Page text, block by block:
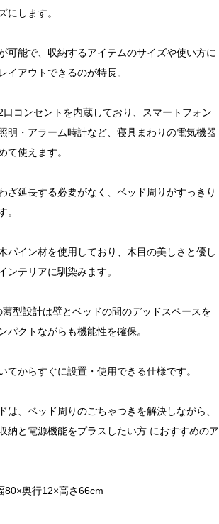
にします。
可能で、収納するアイテムのサイズや使い方に
イアウトできるのが特長。
口コンセントを内蔵しており、スマートフォン
明・アラーム時計など、寝具まわりの電気機器
て使えます。
ざ延長する必要がなく、ベッド周りがすっきり
。
パイン材を使用しており、木目の美しさと優し
ンテリアに馴染みます。
型設計は壁とベッドの間のデッドスペースを
パクトながらも機能性を確保。
てからすぐに設置・使用できる仕様です。
は、ベッド周りのごちゃつきを解決しながら、
納と電源機能をプラスしたい方 におすすめのア
80×奥行12×高さ66cm